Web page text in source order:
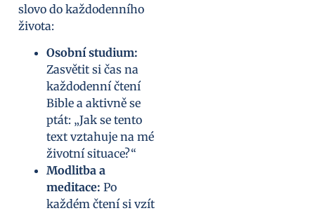
slovo do každodenního
života:
Osobní studium:
Zasvětit si čas na
každodenní čtení
Bible a aktivně se
ptát: „Jak se tento
text vztahuje na mé
životní situace?“
Modlitba a
meditace: Po
každém čtení si vzít